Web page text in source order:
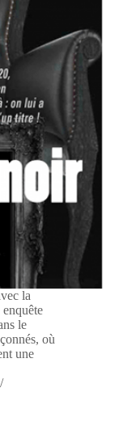
la
le
où
une